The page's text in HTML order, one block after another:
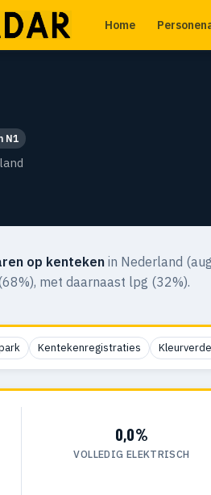
Home
N1
op kenteken in Nederland
met daarnaast lpg (32%).
Kentekenregistraties
0,0%
VOLLEDIG ELEKTRISCH